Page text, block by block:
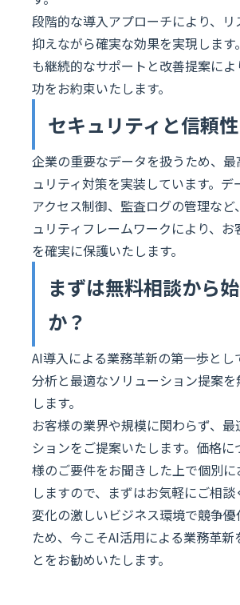
段階的な導入アプローチにより、
抑えながら確実な効果を実現しま
も継続的なサポートと改善提案に
功をお約束いたします。
セキュリティと信頼性
企業の重要なデータを扱うため、
ュリティ対策を実装しています。デ
アクセス制御、監査ログの管理など
ュリティフレームワークにより、
を確実に保護いたします。
まずは無料相談から
か？
AI導入による業務革新の第一歩とし
分析と最適なソリューション提案
します。
お客様の業界や規模に関わらず、最
ションをご提案いたします。価格
様のご要件をお聞きした上で個別
しますので、まずはお気軽にご相談
変化の激しいビジネス環境で競争
ため、今こそAI活用による業務革新
とをお勧めいたします。